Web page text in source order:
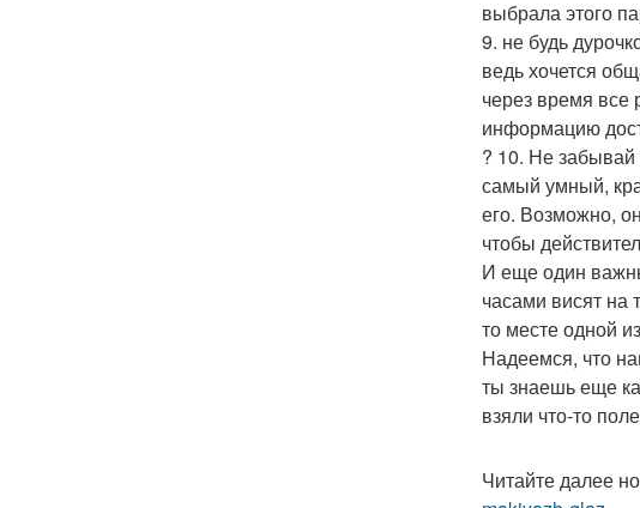
выбрала этого
9. не будь
ведь хочется
через время все
информацию
? 10. Не забывай
самый умный,
его. Возможно,
чтобы
И еще один
часами висят на
то месте одной
Надеемся, что
ты знаешь еще
взяли что-то
Читайте далее